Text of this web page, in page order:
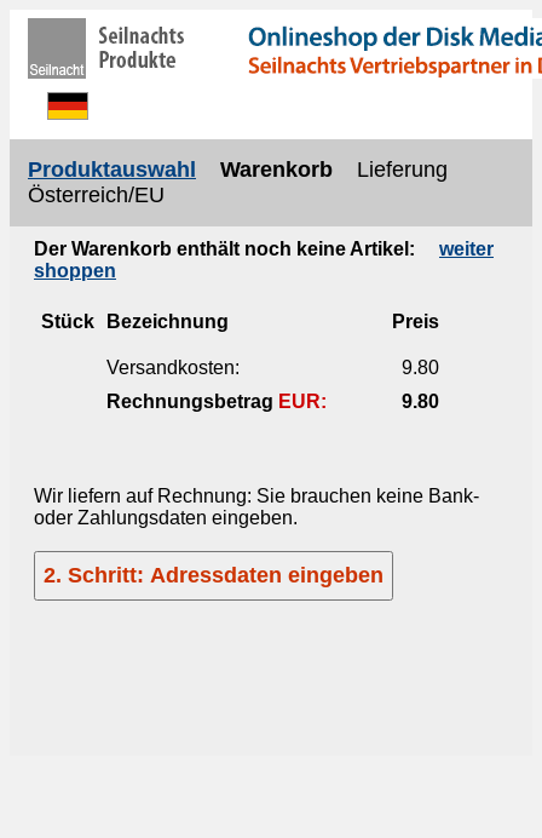
Produktauswahl Warenkorb Lieferung
Österreich/EU
Der Warenkorb enthält noch keine Artikel: weiter
shoppen
Stück Bezeichnung Preis
Versandkosten:
9.80
Rechnungsbetrag EUR: 9.80
Wir liefern auf Rechnung: Sie brauchen keine Bank-
oder Zahlungsdaten eingeben.